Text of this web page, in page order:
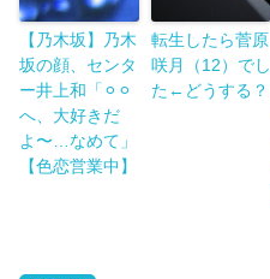
【乃木坂】乃木
坂の顔、センタ
ー井上和「⚪︎⚪︎
へ、大好きだ
よ〜…なめて」
【色恋営業中】
転生したら菅原
咲月（12）でし
た←どうする？